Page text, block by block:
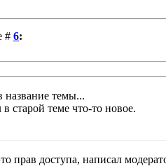
# 6:
название темы...
старой теме что-то новое.
прав доступа, написал